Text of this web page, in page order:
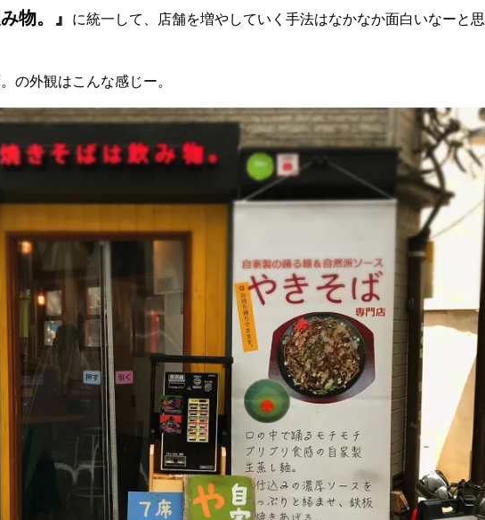
物。』
に統一して、店舗を増やしていく手法はなかなか面白いなーと思
の外観はこんな感じー。